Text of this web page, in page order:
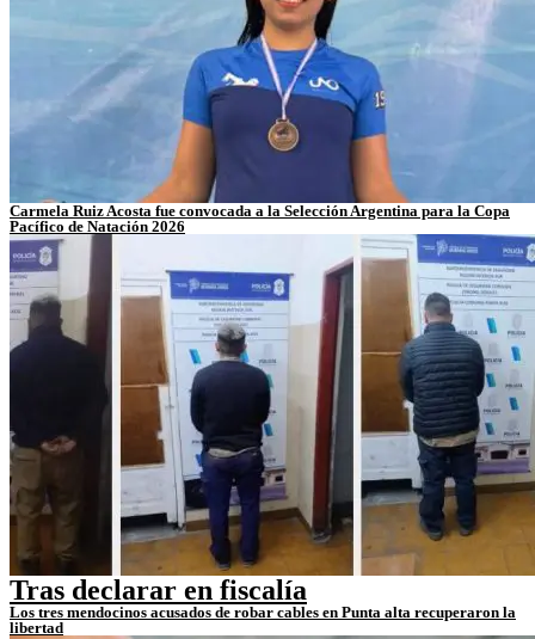
Carmela Ruiz Acosta fue convocada a la Selección Argentina para la Copa
Pacífico de Natación 2026
Tras declarar en fiscalía
Los tres mendocinos acusados de robar cables en Punta alta recuperaron la
libertad